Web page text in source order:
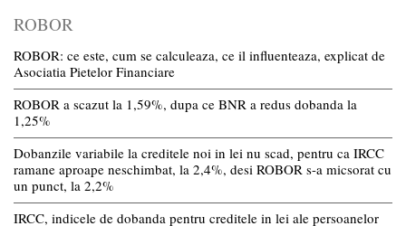
ROBOR
ROBOR: ce este, cum se calculeaza, ce il influenteaza, explicat de
Asociatia Pietelor Financiare
ROBOR a scazut la 1,59%, dupa ce BNR a redus dobanda la
1,25%
Dobanzile variabile la creditele noi in lei nu scad, pentru ca IRCC
ramane aproape neschimbat, la 2,4%, desi ROBOR s-a micsorat cu
un punct, la 2,2%
IRCC, indicele de dobanda pentru creditele in lei ale persoanelor